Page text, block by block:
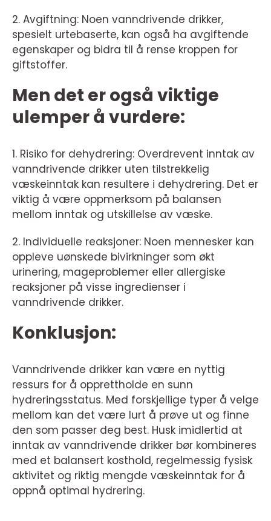
2. Avgiftning: Noen vanndrivende drikker,
spesielt urtebaserte, kan også ha avgiftende
egenskaper og bidra til å rense kroppen for
giftstoffer.
Men det er også viktige
ulemper å vurdere:
1. Risiko for dehydrering: Overdrevent inntak av
vanndrivende drikker uten tilstrekkelig
væskeinntak kan resultere i dehydrering. Det er
viktig å være oppmerksom på balansen
mellom inntak og utskillelse av væske.
2. Individuelle reaksjoner: Noen mennesker kan
oppleve uønskede bivirkninger som økt
urinering, mageproblemer eller allergiske
reaksjoner på visse ingredienser i
vanndrivende drikker.
Konklusjon:
Vanndrivende drikker kan være en nyttig
ressurs for å opprettholde en sunn
hydreringsstatus. Med forskjellige typer å velge
mellom kan det være lurt å prøve ut og finne
den som passer deg best. Husk imidlertid at
inntak av vanndrivende drikker bør kombineres
med et balansert kosthold, regelmessig fysisk
aktivitet og riktig mengde væskeinntak for å
oppnå optimal hydrering.